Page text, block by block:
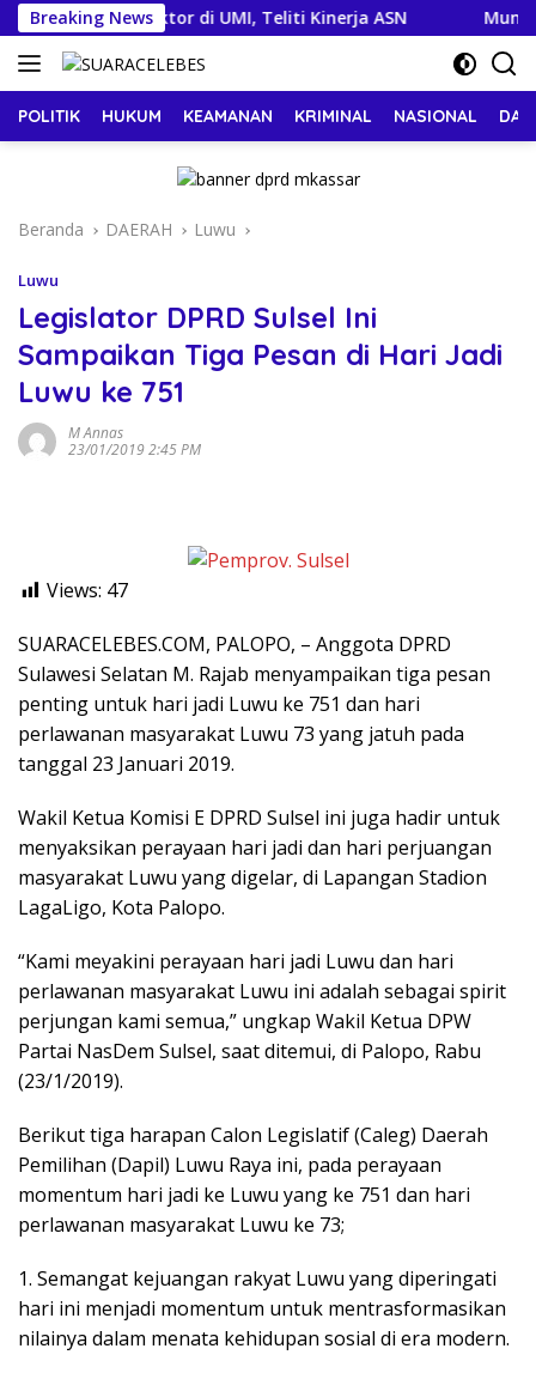
Langsung
ke
konten
Breaking News
Raih Gelar Doktor di UMI, Teliti Kinerja ASN
POLITIK HUKUM KEAMANAN KRIMINAL NASIONAL
Beranda DAERAH Luwu
Luwu
Legislator DPRD Sulsel Ini
Sampaikan Tiga Pesan di Hari Jadi
Luwu ke 751
M Annas
23/01/2019 2:45 PM
Views: 47
SUARACELEBES.COM, PALOPO, – Anggota DPRD
Sulawesi Selatan M. Rajab menyampaikan tiga pesan
penting untuk hari jadi Luwu ke 751 dan hari
perlawanan masyarakat Luwu 73 yang jatuh pada
tanggal 23 Januari 2019.
Wakil Ketua Komisi E DPRD Sulsel ini juga hadir untuk
menyaksikan perayaan hari jadi dan hari perjuangan
masyarakat Luwu yang digelar, di Lapangan Stadion
LagaLigo, Kota Palopo.
“Kami meyakini perayaan hari jadi Luwu dan hari
perlawanan masyarakat Luwu ini adalah sebagai spirit
perjungan kami semua,” ungkap Wakil Ketua DPW
Partai NasDem Sulsel, saat ditemui, di Palopo, Rabu
(23/1/2019).
Berikut tiga harapan Calon Legislatif (Caleg) Daerah
Pemilihan (Dapil) Luwu Raya ini, pada perayaan
momentum hari jadi ke Luwu yang ke 751 dan hari
perlawanan masyarakat Luwu ke 73;
1. Semangat kejuangan rakyat Luwu yang diperingati
hari ini menjadi momentum untuk mentrasformasikan
nilainya dalam menata kehidupan sosial di era modern.